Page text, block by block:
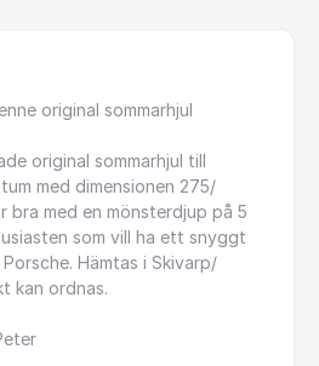
original sommarhjul
original sommarhjul till
tum med dimensionen 275​/​
bra med en mönsterdjup på 5
som vill ha ett snyggt
Porsche. Hämtas i Skivarp​/​
kan ordnas.